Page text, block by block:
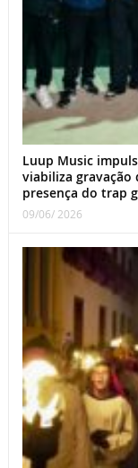
Luup Music
viabiliza gravação
presença do trap
09/06/ 2026